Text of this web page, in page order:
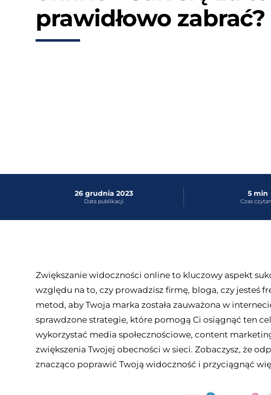
prawidłowo zabrać?
26 grudnia 2023
Data publikacji
5 min
Czas
Zwiększanie widoczności online to kluczowy aspekt
względu na to, czy prowadzisz firmę, bloga, czy jesteś
metod, aby Twoja marka została zauważona w
sprawdzone strategie, które pomogą Ci osiągnąć ten
wykorzystać media społecznościowe, content
zwiększenia Twojej obecności w sieci. Zobaczysz, że
znacząco poprawić Twoją widoczność i przyciągnąć